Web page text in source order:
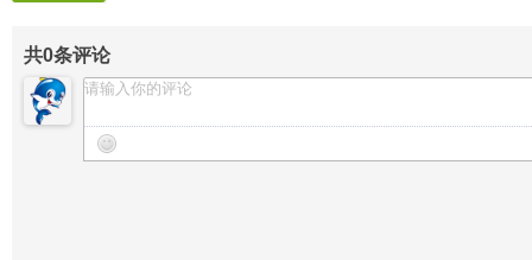
共0条评论